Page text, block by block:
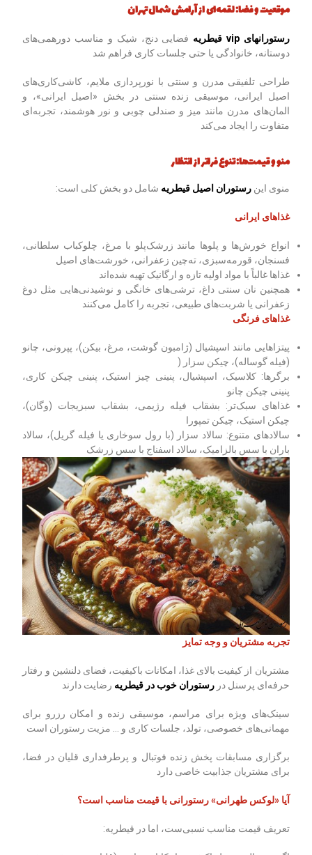
موقعیت و فضا: لقمه‌ای از آرامش شمال تهران
رستورانهای vip قیطریه
فضایی دنج، شیک و مناسب دورهمی‌های
دوستانه، خانوادگی یا حتی جلسات کاری فراهم شد
طراحی تلفیقی مدرن و سنتی با نورپردازی ملایم، کاشی‌کاری‌های
اصیل ایرانی، موسیقی زنده سنتی در بخش «اصیل ایرانی»، و
المان‌های مدرن مانند میز و صندلی چوبی و نور هوشمند، تجربه‌ای
متفاوت را ایجاد می‌کند
منو و قیمت‌ها: تنوع فراتر از انتظار
منوی اینرستوران اصیل قیطریه شامل دو بخش کلی است:
غذاهای ایرانی
انواع خورش‌ها و پلوها مانند زرشک‌پلو با مرغ، چلوکباب سلطانی،
فسنجان، قورمه‌سبزی، ته‌چین زعفرانی، خورشت‌های اصیل
غذاها غالباً با مواد اولیه تازه و ارگانیک تهیه شده‌اند
همچنین نان سنتی داغ، ترشی‌های خانگی و نوشیدنی‌هایی مثل دوغ
زعفرانی یا شربت‌های طبیعی، تجربه را کامل می‌کنند
غذاهای فرنگی
پیتزاهایی مانند اسپشیال (ژامبون گوشت، مرغ، بیکن)، پپرونی، چانو
(فیله گوساله)، چیکن سزار (
برگرها: کلاسیک، اسپشیال، پنینی چیز استیک، پنینی چیکن کاری،
پنینی چیکن چانو
غذاهای سبک‌تر: بشقاب فیله رژیمی، بشقاب سبزیجات (وگان)،
چیکن استیک، چیکن تمپورا
سالادهای متنوع: سالاد سزار (با رول سوخاری یا فیله گریل)، سالاد
باران با سس بالزامیک، سالاد اسفناج با سس زرشک
تجربه مشتریان و وجه تمایز
مشتریان از کیفیت بالای غذا، امکانات باکیفیت، فضای دلنشین و رفتار
حرفه‌ای پرسنل دررستوران خوب در قیطریه رضایت دارند
سینک‌های ویژه برای مراسم، موسیقی زنده و امکان رزرو برای
مهمانی‌های خصوصی، تولد، جلسات کاری و … مزیت رستوران است
برگزاری مسابقات پخش زنده فوتبال و پرطرفداری قلیان در فضا،
برای مشتریان جذابیت خاصی دارد
آیا «لوکس طهرانی» رستورانی با قیمت مناسب است؟
تعریف قیمت مناسب نسبی‌ست، اما در قیطریه: